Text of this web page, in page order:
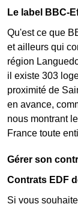
Le label BBC-
Qu'est ce que
et ailleurs qui
région
il existe 303
proximité de
en avance,
nous montrant
France toute
Gérer son
Contrats EDF
Si vous